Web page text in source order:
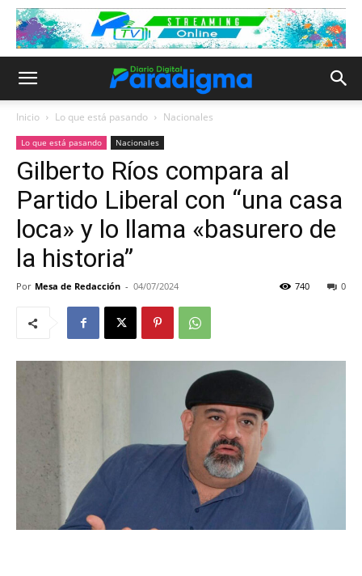
Inicio Lo que está pasando Nacionales
Lo que está pasando Nacionales
Gilberto Ríos compara al
Partido Liberal con “una casa
loca» y lo llama «basurero de
la historia”
Por Mesa de Redacción - 04/07/2024 0
740